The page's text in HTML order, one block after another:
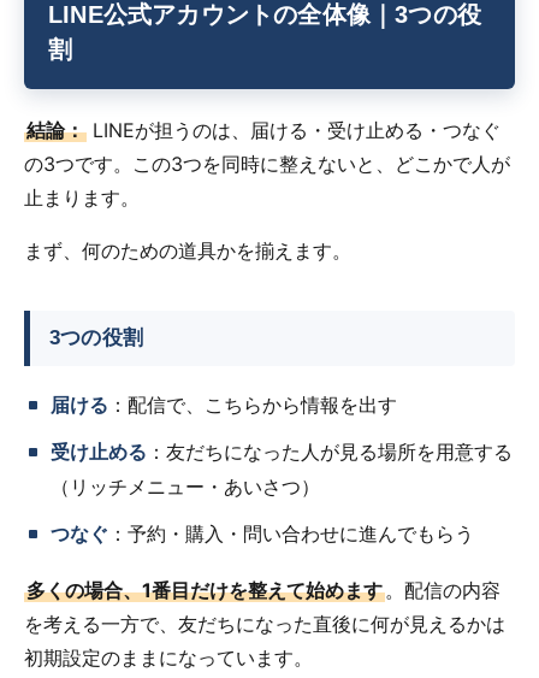
LINE公式アカウントの全体像｜3つの役
割
結論： LINEが担うのは、届ける・受け止める・つなぐ
の3つです。この3つを同時に整えないと、どこかで人が
止まります。
まず、何のための道具かを揃えます。
3つの役割
届ける ：配信で、こちらから情報を出す
受け止める ：友だちになった人が見る場所を用意する
（リッチメニュー・あいさつ）
つなぐ ：予約・購入・問い合わせに進んでもらう
多くの場合、1番目だけを整えて始めます。配信の内容
を考える一方で、友だちになった直後に何が見えるかは
初期設定のままになっています。